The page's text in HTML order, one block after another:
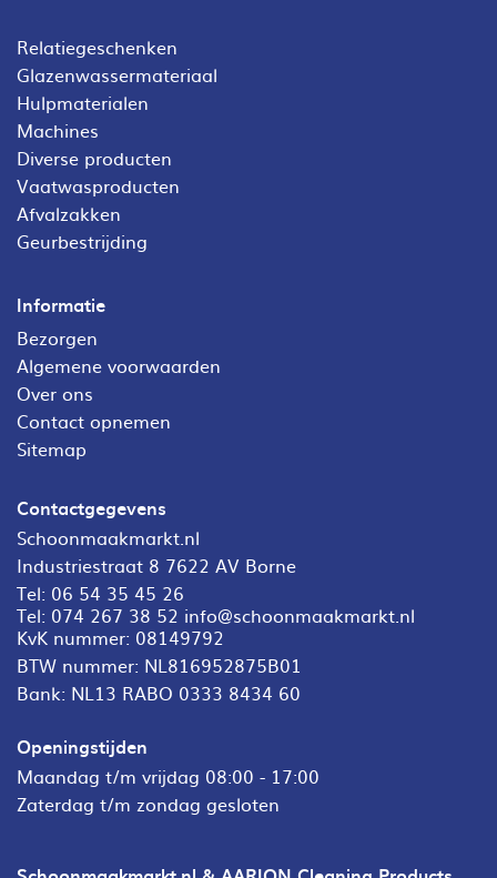
Relatiegeschenken
Glazenwassermateriaal
Hulpmaterialen
Machines
Diverse producten
Vaatwasproducten
Afvalzakken
Geurbestrijding
Informatie
Bezorgen
Algemene voorwaarden
Over ons
Contact opnemen
Sitemap
Contactgegevens
Schoonmaakmarkt.nl
Industriestraat 8 7622 AV Borne
Tel: 06 54 35 45 26
Tel: 074 267 38 52 info@schoonmaakmarkt.nl
KvK nummer: 08149792
BTW nummer: NL816952875B01
Bank: NL13 RABO 0333 8434 60
Openingstijden
Maandag t/m vrijdag 08:00 - 17:00
Zaterdag t/m zondag gesloten